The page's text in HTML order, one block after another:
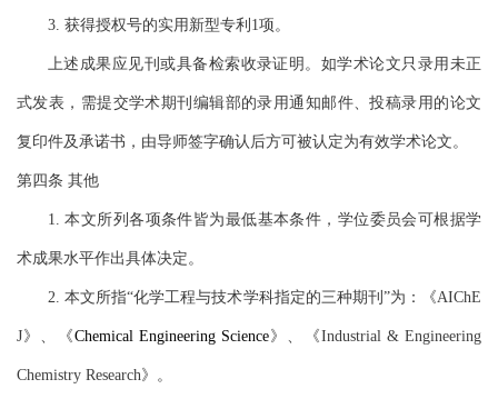
3. 获得授权号的实用新型专利 1项。
上述成果 应见刊或具备检索收录证明。如学术论文只录用未正
式发表，需提交学术期刊编辑部的录用通知邮件、投稿录用的论文
复印件及承诺书，由导师签字确认后方可被认定为有效学术论文。
第四条 其他
1.本文所列各项条件皆为最低基本条件， 学位委员会可根据学
术成果水平作出具体决定。
2.本文所指“化学工程与技术学科指定的三种期刊 ”为 ： 《AIChE
J》 、 《Chemical Engineering Science》、《Industrial & Engineering
Chemistry Research》 。